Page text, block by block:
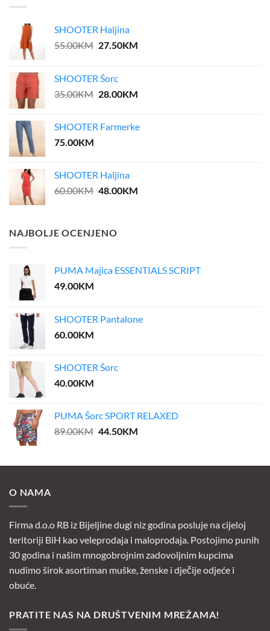
SHOOTER Haljina
55.00KM Original
55.00KM.
27.50KMCurrent
SHOOTER Šorc
35.00KM Original
35.00KM.
28.00KMCurrent
28.00KM.
SHOOTER Farmerke
75.00KM
SHOOTER Haljina
60.00KM Original
60.00KM.
48.00KMCurrent
NAJBOLJE OCENJENO
PUMA Majica ESSENTIALS SCRIPT
49.00KM
SHOOTER Pantalone
60.00KM
SHOOTER Šorc
40.00KM
PUMA Šorc SPORT RELAXED
89.00KM Original
89.00KM.
44.50KMCurrent
44.50KM.
O NAMA
Firma d.o.o RB iz Bijeljine dugi niz godina posluje na cijeloj
teritoriji BiH kao veleprodaja i maloprodaja. Postojimo punih
30 godina i našim mnogobrojnim zadovoljnim kupcima
nudimo širok asortiman muške, ženske i dječije odjeće i
obuće.
PRATITE NAS NA DRUŠTVENIM MREŽAMA!